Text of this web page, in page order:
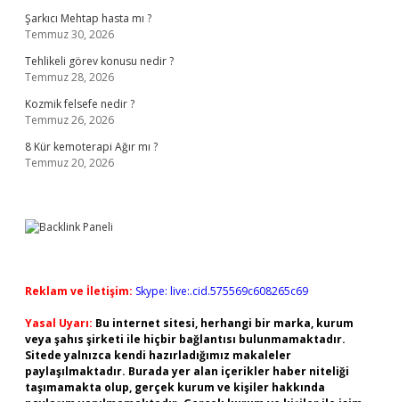
Şarkıcı Mehtap hasta mı ?
Temmuz 30, 2026
Tehlikeli görev konusu nedir ?
Temmuz 28, 2026
Kozmik felsefe nedir ?
Temmuz 26, 2026
8 Kür kemoterapi Ağır mı ?
Temmuz 20, 2026
Reklam ve İletişim: Skype: live:.cid.575569c608265c69
Yasal Uyarı: Bu internet sitesi, herhangi bir marka, kurum
veya şahıs şirketi ile hiçbir bağlantısı bulunmamaktadır.
Sitede yalnızca kendi hazırladığımız makaleler
paylaşılmaktadır. Burada yer alan içerikler haber niteliği
taşımamakta olup, gerçek kurum ve kişiler hakkında